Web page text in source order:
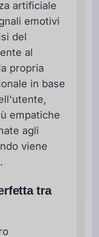
artificiale
emotivi
del
al
propria
in base
empatiche
agli
viene
tra